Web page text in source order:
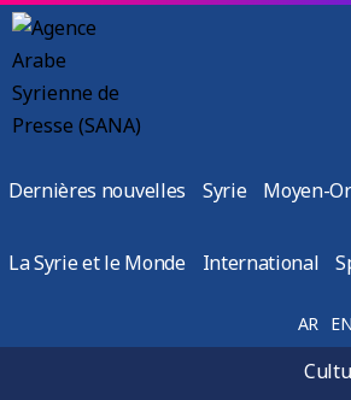
Dernières nouvelles Syrie Moyen-
La Syrie et le Monde International
AR EN